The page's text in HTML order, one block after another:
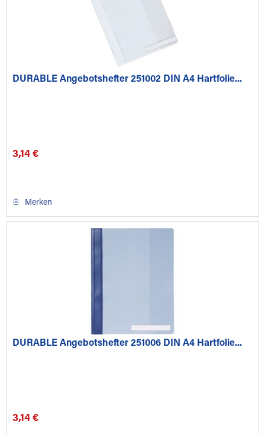
DURABLE Angebotshefter 251002 DIN A4 Hartfolie...
3,14 €
Merken
DURABLE Angebotshefter 251006 DIN A4 Hartfolie...
3,14 €